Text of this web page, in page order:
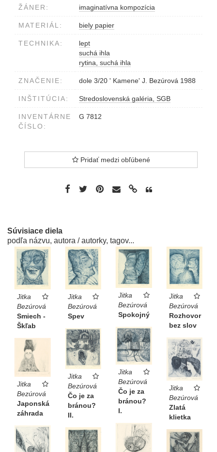
ŽÁNER: imaginatívna kompozícia
MATERIÁL: biely papier
TECHNIKA:
lept
suchá ihla
rytina, suchá ihla
ZNAČENIE: dole 3/20 ' Kamene' J. Bezúrová 1988
INŠTITÚCIA: Stredoslovenská galéria, SGB
INVENTÁRNE
ČÍSLO:
G 7812
Pridať medzi obľúbené
Súvisiace diela
podľa názvu, autora / autorky, tagov...
Jitka
Bezúrová
Smiech -
Škľab
Jitka
Bezúrová
Spev
Jitka
Bezúrová
Spokojný
Jitka
Bezúrová
Rozhovor
bez slov
Jitka
Bezúrová
Čo je za
bránou?
I.
Jitka
Bezúrová
Čo je za
bránou?
II.
Jitka
Bezúrová
Zlatá
klietka
Jitka
Bezúrová
Japonská
záhrada